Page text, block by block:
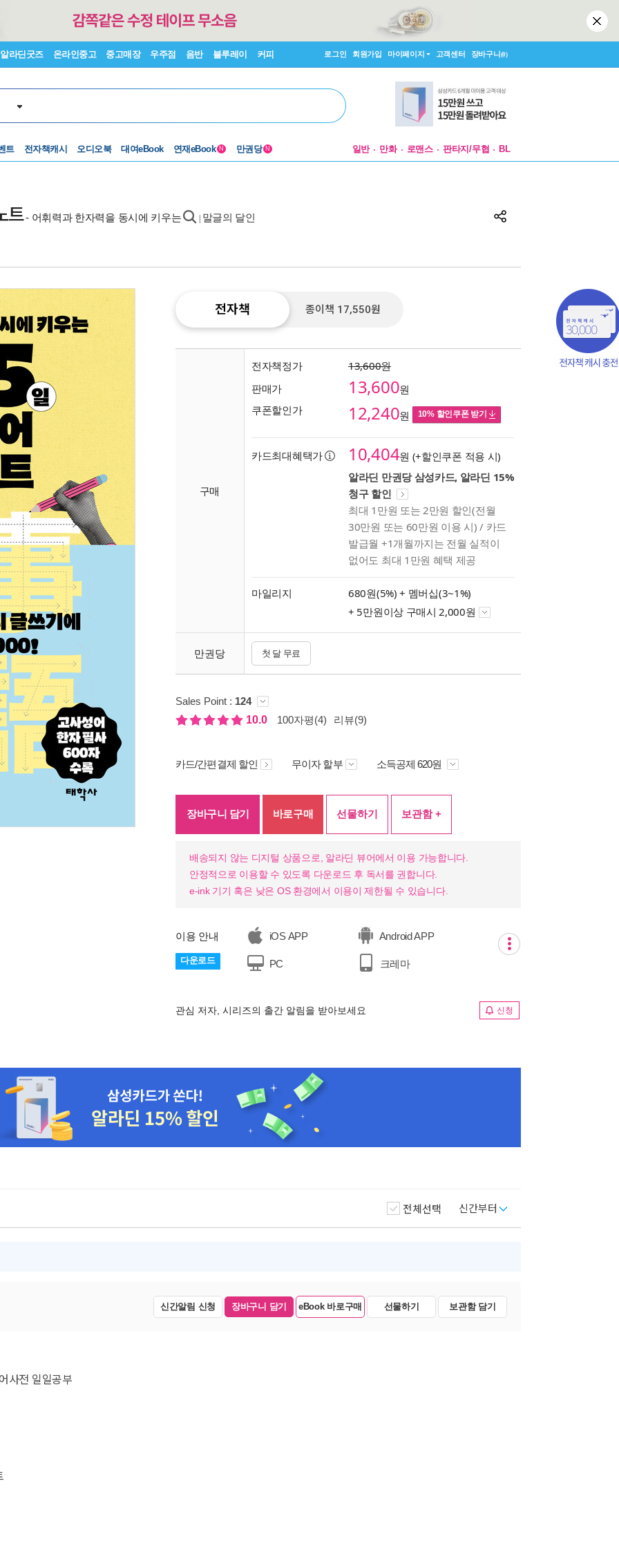
알라딘굿즈 온라인중고 중고매장 우주점 음반 블루레이 커피 로그인 회원가입 마이페이지 고객센터 장바구니(0)
트 전자책캐시 오디오북 대여eBook 연재eBook N 만권당 N 일반 만화 로맨스 판타지/무협 BL
트- 어휘력과 한자력을 동시에 키우는 말글의 달인
전자책 종이책 17,550원
구매
전자책정가
13,600원
판매가
13,600원
쿠폰할인가
12,240원 10% 할인쿠폰 받기
카드최대혜택가 10,404원 (+할인쿠폰 적용 시)
알라딘 만권당 삼성카드, 알라딘 15%
청구 할인
최대 1만원 또는 2만원 할인(전월
30만원 또는 60만원 이용 시) / 카드
발급월 +1개월까지는 전월 실적이
없어도 최대 1만원 혜택 제공
마일리지 680원(5%) + 멤버십(3~1%)
+ 5만원이상 구매시 2,000원
만권당 첫 달 무료
Sales Point : 124
10.0
100자평(4) 리뷰(9)
카드/간편결제 할인 무이자 할부 소득공제 620원
장바구니 담기 바로구매 선물하기 보관함 +
배송되지 않는 디지털 상품으로, 알라딘 뷰어에서 이용 가능합니다.
안정적으로 이용할 수 있도록 다운로드 후 독서를 권합니다.
e-ink 기기 혹은 낮은 OS 환경에서 이용이 제한될 수 있습니다.
이용 안내
다운로드
iOS APP Android APP
PC 크레마
관심 저자, 시리즈의 출간 알림을 받아보세요 신청
신간부터
전체선택
신간알림 신청 장바구니 담기 eBook 바로구매 선물하기 보관함 담기
사전 일일공부